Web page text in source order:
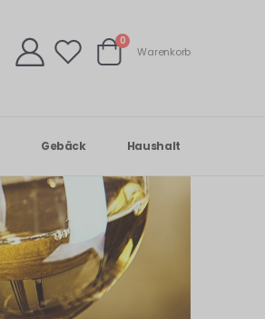
Warenkorb
0Artikel
Warenkorb
Gebäck Haushalt